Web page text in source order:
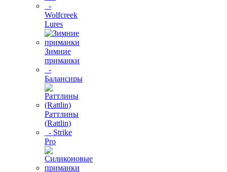
-
Wolfcreek
Lures
Зимние
приманки
-
Балансиры
Раттлины
(Rattlin)
- Strike
Pro